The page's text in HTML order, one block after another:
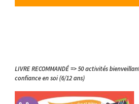
LIVRE RECOMMANDÉ => 50 activités
confiance en soi (6/12 ans)